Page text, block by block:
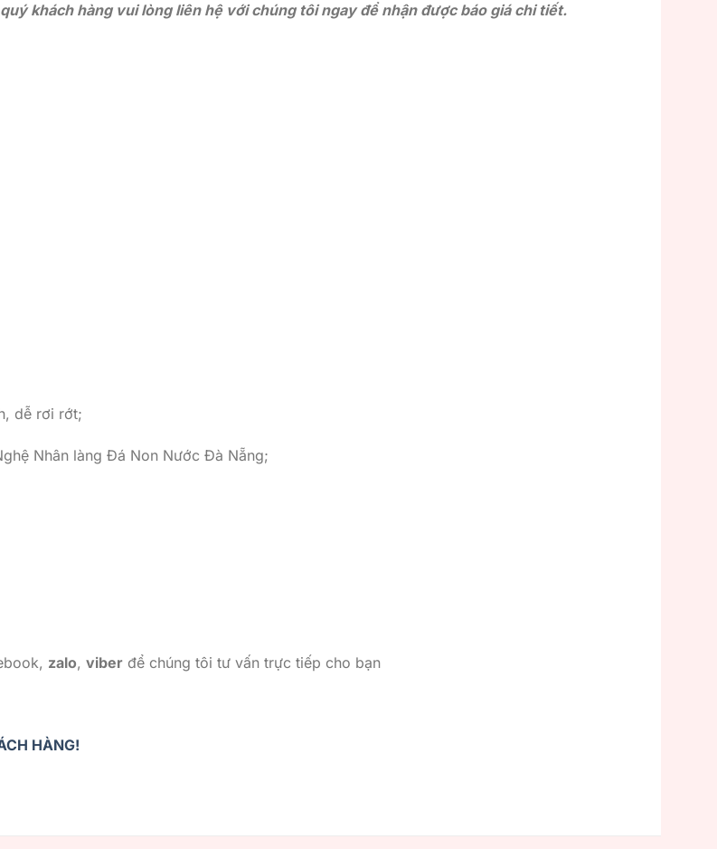
khách hàng vui lòng liên hệ với chúng tôi ngay để nhận được báo giá chi tiết.
dễ rơi rớt;
Nhân làng Đá Non Nước Đà Nẵng;
zalo, viber để chúng tôi tư vấn trực tiếp cho bạn
HÀNG!